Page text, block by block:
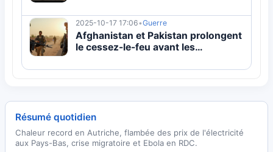
2025-10-17 17:06•Guerre
Afghanistan et Pakistan prolongent
le cessez-le-feu avant les
Résumé quotidien
Chaleur record en Autriche, flambée des prix de l'électricité
aux Pays-Bas, crise migratoire et Ebola en RDC.